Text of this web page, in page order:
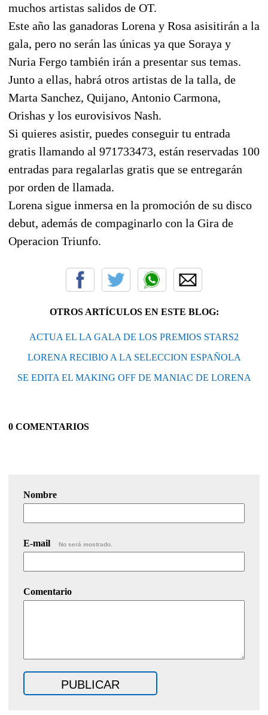
muchos artistas salidos de OT.
Este año las ganadoras Lorena y Rosa asisitirán a la
gala, pero no serán las únicas ya que Soraya y
Nuria Fergo también irán a presentar sus temas.
Junto a ellas, habrá otros artistas de la talla, de
Marta Sanchez, Quijano, Antonio Carmona,
Orishas y los eurovisivos Nash.
Si quieres asistir, puedes conseguir tu entrada
gratis llamando al 971733473, están reservadas 100
entradas para regalarlas gratis que se entregarán
por orden de llamada.
Lorena sigue inmersa en la promoción de su disco
debut, además de compaginarlo con la Gira de
Operacion Triunfo.
OTROS ARTÍCULOS EN ESTE BLOG:
ACTUA EL LA GALA DE LOS PREMIOS STARS2
LORENA RECIBIO A LA SELECCION ESPAÑOLA
SE EDITA EL MAKING OFF DE MANIAC DE LORENA
0 COMENTARIOS
Nombre
E-mail No será mostrado.
Comentario